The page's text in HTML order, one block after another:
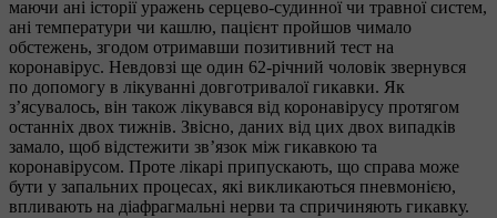
маючи ані історії уражень серцево-судинної чи травної систем,
ані температури чи кашлю, пацієнт пройшов чимало
обстежень, згодом отримавши позитивний тест на
коронавірус. Невдовзі ще один 62-річний чоловік звернувся
по допомогу в лікуванні довготривалої гикавки. Як
з’ясувалось, він також лікувався від коронавірусу протягом
останніх двох тижнів. Звісно, даних від цих двох випадків
замало, щоб відстежити зв’язок між гикавкою та
коронавірусом. Проте лікарі припускають, що справа може
бути у запальних процесах, які викликаються пневмонією,
впливають на діафрагмальні нерви та спричиняють гикавку.